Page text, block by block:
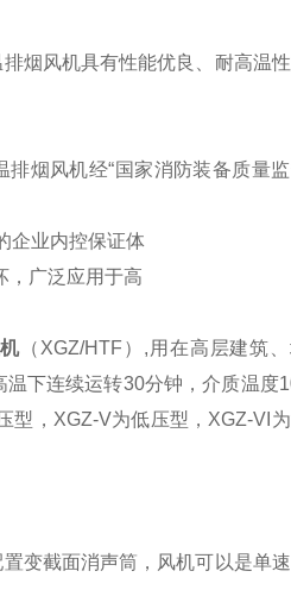
烟风机具有性能优良、耐高温
排烟风机经“国家消防装备质量
企业内控保证体
广泛应用于高
（XGZ/HTF）,用在高层建筑
温下连续运转30分钟，介质温度
型，XGZ-V为低压型，XGZ-VI
变截面消声筒，风机可以是单